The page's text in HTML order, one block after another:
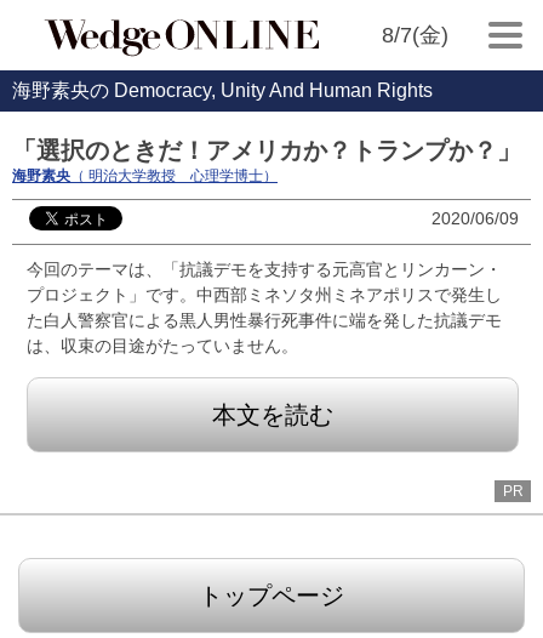
8/7(金)
海野素央の Democracy, Unity And Human Rights
「選択のときだ！アメリカか？トランプか？」
海野素央 （ 明治大学教授 心理学博士）
2020/06/09
今回のテーマは、「抗議デモを支持する元高官とリンカーン・
プロジェクト」です。中西部ミネソタ州ミネアポリスで発生し
た白人警察官による黒人男性暴行死事件に端を発した抗議デモ
は、収束の目途がたっていません。
本文を読む
PR
トップページ